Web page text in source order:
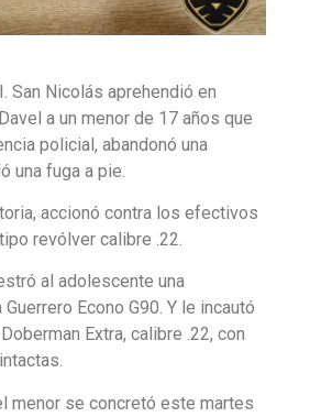
San Nicolás aprehendió en
a un menor de 17 años que
policial, abandonó una
una fuga a pie.
accionó contra los efectivos
revólver calibre .22.
al adolescente una
Econo G90. Y le incautó
Extra, calibre .22, con
menor se concretó este martes